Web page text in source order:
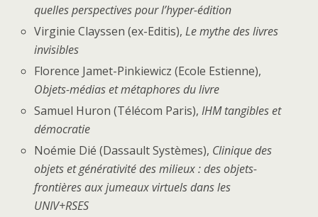
quelles perspectives pour l’hyper-édition
Virginie Clayssen (ex-Editis),Le mythe des livres
invisibles
Florence Jamet-Pinkiewicz (Ecole Estienne),
Objets-médias et métaphores du livre
Samuel Huron (Télécom Paris),IHM tangibles et
démocratie
Noémie Dié (Dassault Systèmes), Clinique des
objets et générativité des milieux : des objets-
frontières aux jumeaux virtuels dans les
UNIV+RSES